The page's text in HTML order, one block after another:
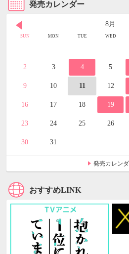
発売カレンダー
8月
SUN MON TUE WED
2 3 4 5
9 10 11 12
16 17 18 19
23 24 25 26
30 31
発売カレン
おすすめLINK